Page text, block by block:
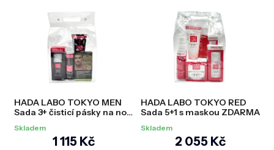
u
k
t
HADA LABO TOKYO MEN
Sada 3+ čisticí pásky na nos
Skladem
1 115 Kč
HADA LABO TOKYO RED
Sada 5+1 s maskou ZDARMA
Skladem
2 055 Kč